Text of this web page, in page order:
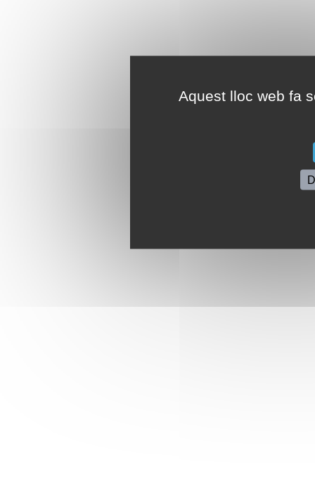
Aquest lloc web fa